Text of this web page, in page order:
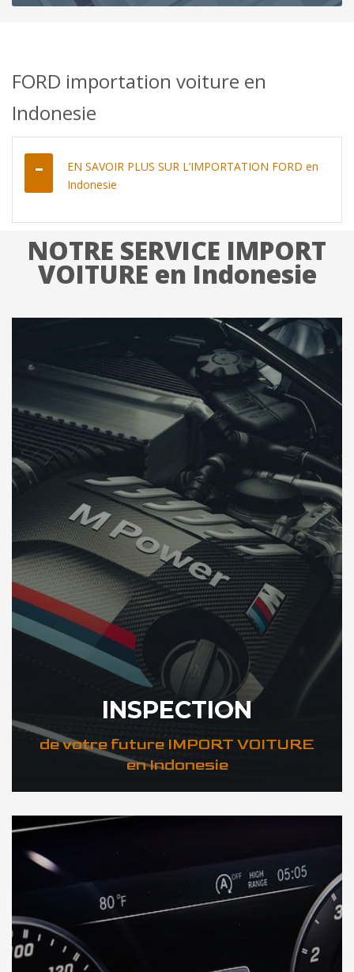
FORD importation voiture en
Indonesie
EN SAVOIR PLUS SUR L’IMPORTATION FORD en
Indonesie
NOTRE SERVICE IMPORT
VOITURE en Indonesie
INSPECTION
de votre future IMPORT VOITURE
en Indonesie
DÉCOUVREZ VOTRE INSPECTION AUTO en Indonesie